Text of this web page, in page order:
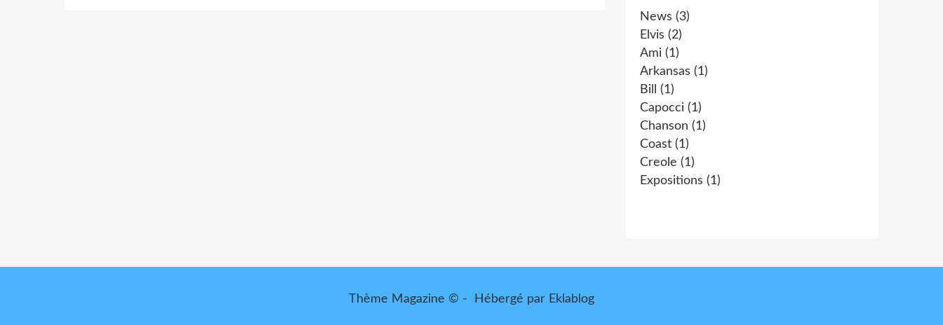
News (3)
Elvis (2)
Ami (1)
Arkansas (1)
Bill
(1)
Capocci (1)
Chanson (1)
Coast (1)
Creole (1)
Expositions (1)
Thème Magazine © - Hébergé par Eklablog